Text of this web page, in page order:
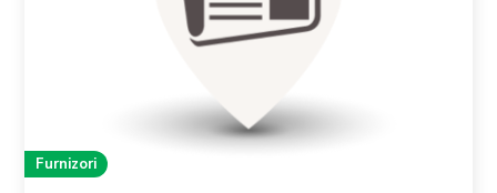
Furnizori